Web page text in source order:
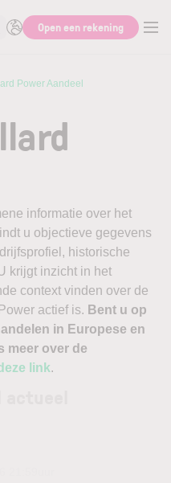
naar informatie
Open een rekening
Power Aandeel
informatie over het
u objectieve gegevens
historische
krijgt inzicht in het
context vinden over de
actief is. Bent u op
in Europese en
meer over de
link.